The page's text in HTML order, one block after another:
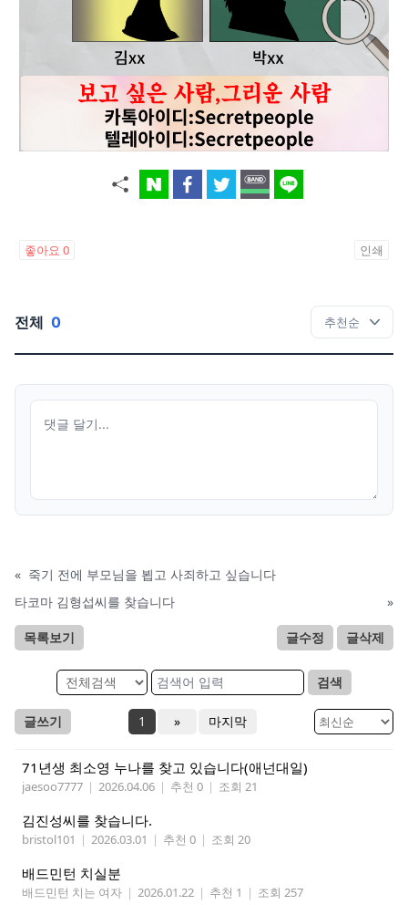
좋아요 0 인쇄
전체 0
« 죽기 전에 부모님을 뵙고 사죄하고 싶습니다
타코마 김형섭씨를 찾습니다
»
목록보기 글수정 글삭제
검색
글쓰기 1 » 마지막
71년생 최소영 누나를 찾고 있습니다(애넌대일)
jaesoo7777 | 2026.04.06 | 추천 0 | 조회 21
김진성씨를 찾습니다.
bristol101 | 2026.03.01 | 추천 0 | 조회 20
배드민턴 치실분
배드민턴 치는 여자 | 2026.01.22 | 추천 1 | 조회 257